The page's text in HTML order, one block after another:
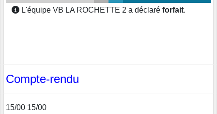
L'équipe VB LA ROCHETTE 2 a déclaré forfait.
Compte-rendu
15/00 15/00